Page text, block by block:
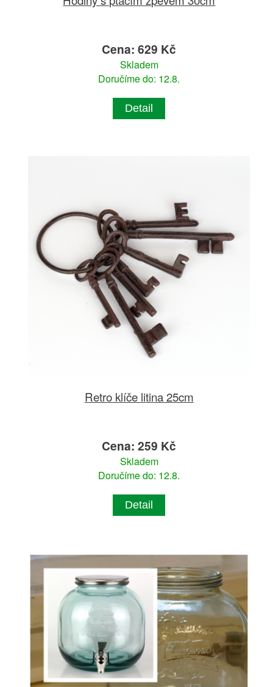
Cena: 629 Kč
Skladem
Doručíme do: 12.8.
Detail
Retro klíče litina 25cm
Cena: 259 Kč
Skladem
Doručíme do: 12.8.
Detail